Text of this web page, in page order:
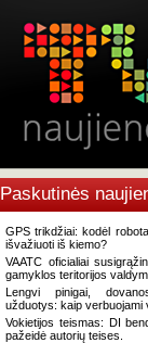
Paskutinės
GPS trikdžiai: kodėl
išvažiuoti iš kiemo?
VAATC oficialiai
gamyklos teritorijos
Lengvi pinigai,
užduotys: kaip verbuojami
Vokietijos teismas: DI
pažeidė autorių teises.